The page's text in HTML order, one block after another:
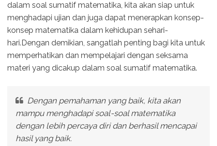
dalam soal sumatif matematika, kita akan siap untuk
menghadapi ujian dan juga dapat menerapkan konsep-
konsep matematika dalam kehidupan sehari-
hari.Dengan demikian, sangatlah penting bagi kita untuk
memperhatikan dan mempelajari dengan seksama
materi yang dicakup dalam soal sumatif matematika.
Dengan pemahaman yang baik, kita akan
mampu menghadapi soal-soal matematika
dengan lebih percaya diri dan berhasil mencapai
hasil yang baik.